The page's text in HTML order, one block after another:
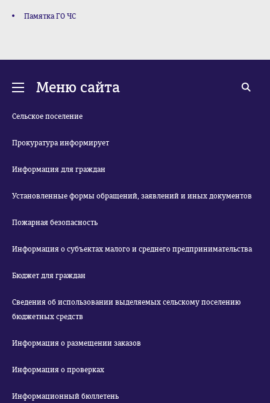
Памятка ГО ЧС
Меню сайта
Сельское поселение
Прокуратура информирует
Информация для граждан
Установленные формы обращений, заявлений и иных документов
Пожарная безопасность
Информация о субъектах малого и среднего предпринимательства
Бюджет для граждан
Сведения об использовании выделяемых сельскому поселению
бюджетных средств
Информация о размещении заказов
Информация о проверках
Информационный бюллетень